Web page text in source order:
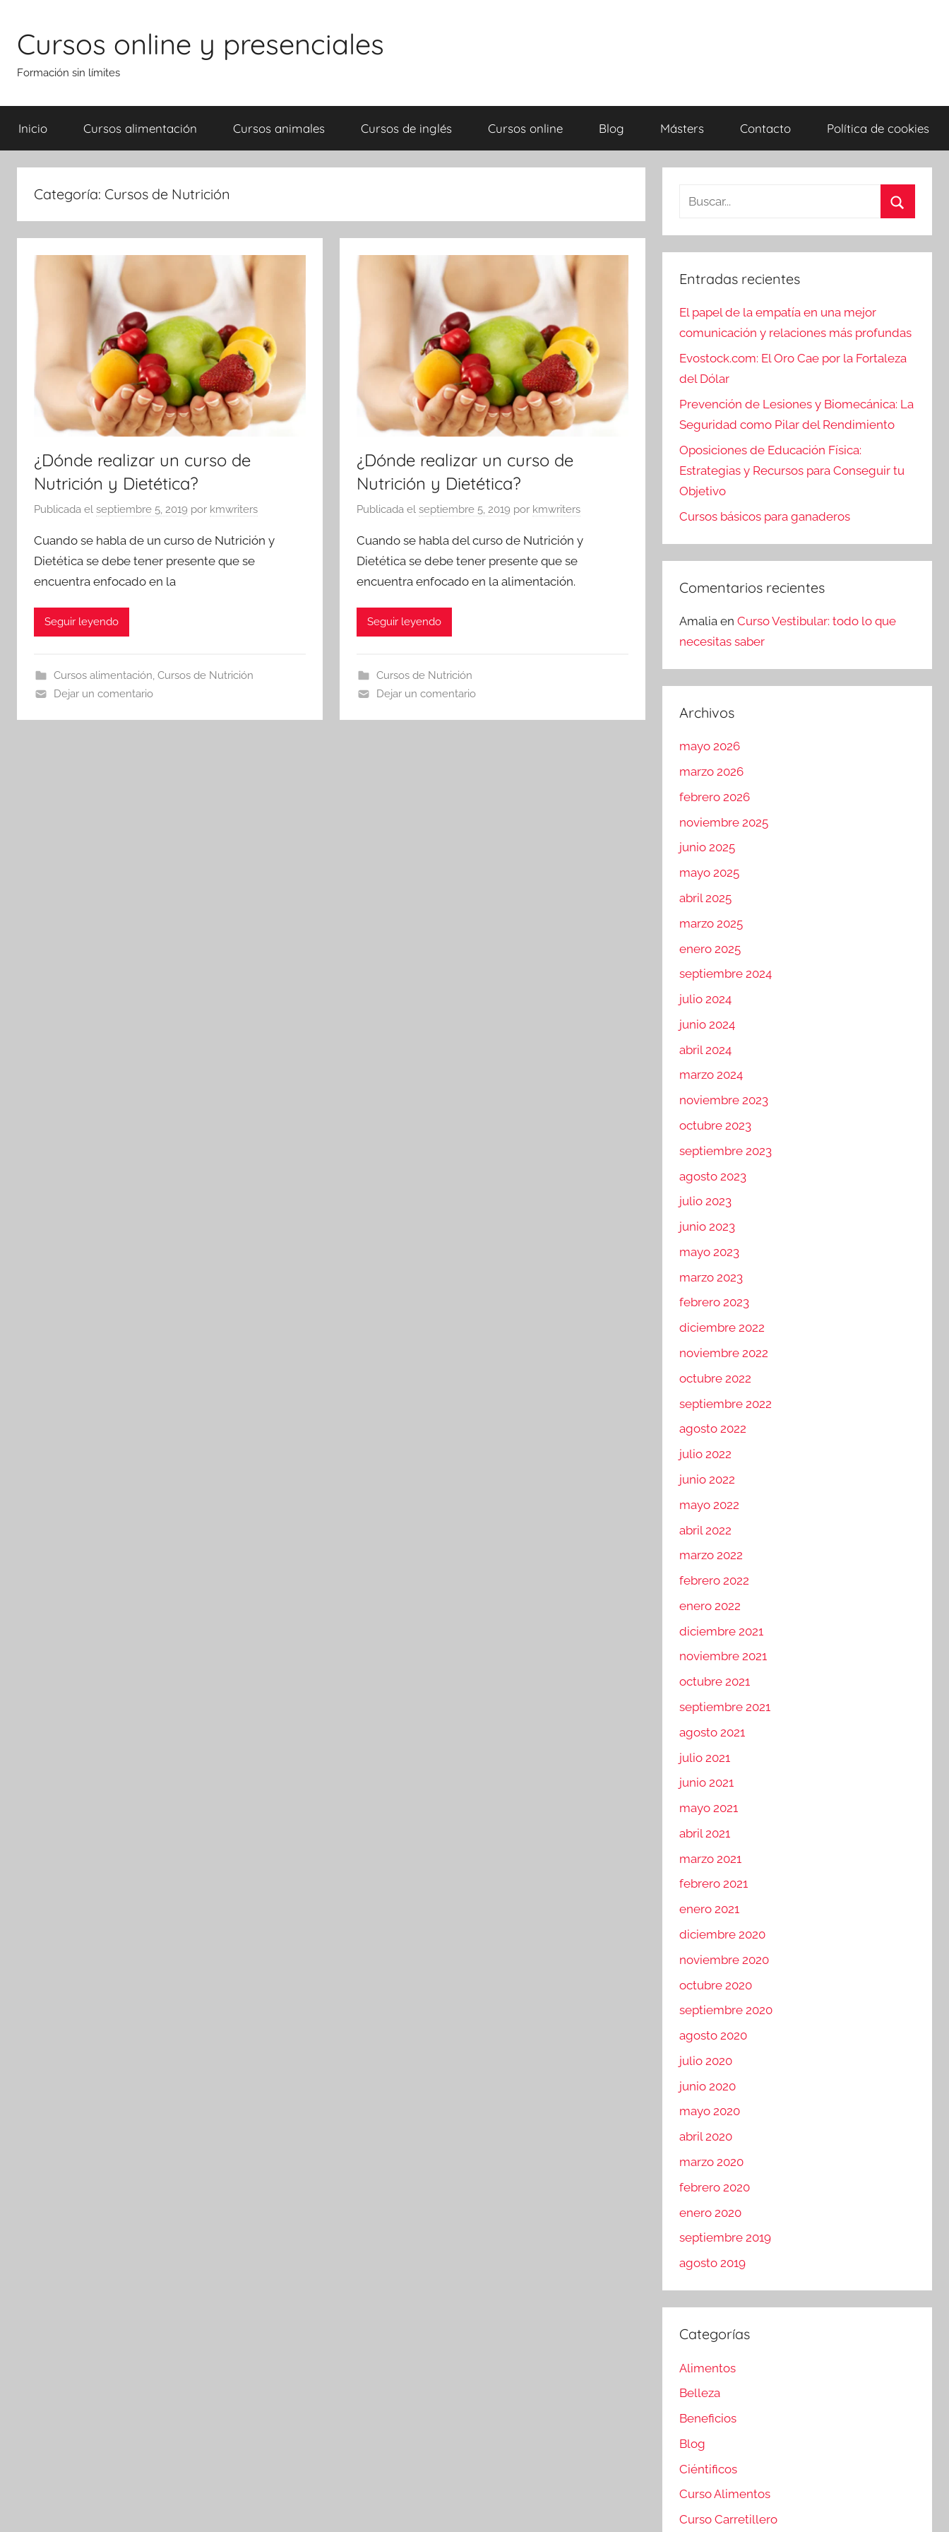
contenido
Cursos online y presenciales
Formación sin límites
Inicio Cursos alimentación Cursos animales Cursos de inglés Cursos online Blog Másters Contacto Política de cookies
Categoría: Cursos de Nutrición
¿Dónde realizar un curso de
Nutrición y Dietética?
Publicada el septiembre 5, 2019 por kmwriters
Cuando se habla de un curso de Nutrición y
Dietética se debe tener presente que se
encuentra enfocado en la
Seguir leyendo
Cursos alimentación Cursos de Nutrición
Dejar un comentario
¿Dónde realizar un curso de
Nutrición y Dietética?
Publicada elseptiembre 5, 2019 por kmwriters
Cuando se habla del curso de Nutrición y
Dietética se debe tener presente que se
encuentra enfocado en la alimentación.
Seguir leyendo
Cursos de Nutrición
Dejar un comentario
Entradas recientes
El papel de la empatía en una mejor
comunicación y relaciones más profundas
Evostock.com: El Oro Cae por la Fortaleza
del Dólar
Prevención de Lesiones y Biomecánica: La
Seguridad como Pilar del Rendimiento
Oposiciones de Educación Física:
Estrategias y Recursos para Conseguir tu
Objetivo
Cursos básicos para ganaderos
Comentarios recientes
Amalia enCurso Vestibular: todo lo que
necesitas saber
Archivos
mayo 2026
marzo 2026
febrero 2026
noviembre 2025
junio 2025
mayo 2025
abril 2025
marzo 2025
enero 2025
septiembre 2024
julio 2024
junio 2024
abril 2024
marzo 2024
noviembre 2023
octubre 2023
septiembre 2023
agosto 2023
julio 2023
junio 2023
mayo 2023
marzo 2023
febrero 2023
diciembre 2022
noviembre 2022
octubre 2022
septiembre 2022
agosto 2022
julio 2022
junio 2022
mayo 2022
abril 2022
marzo 2022
febrero 2022
enero 2022
diciembre 2021
noviembre 2021
octubre 2021
septiembre 2021
agosto 2021
julio 2021
junio 2021
mayo 2021
abril 2021
marzo 2021
febrero 2021
enero 2021
diciembre 2020
noviembre 2020
octubre 2020
septiembre 2020
agosto 2020
julio 2020
junio 2020
mayo 2020
abril 2020
marzo 2020
febrero 2020
enero 2020
septiembre 2019
agosto 2019
Categorías
Alimentos
Belleza
Beneficios
Blog
Ciéntificos
Curso Alimentos
Curso Carretillero